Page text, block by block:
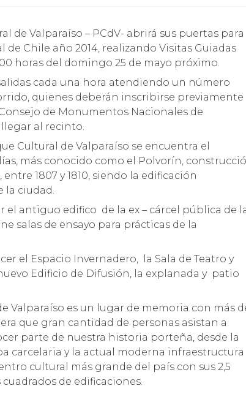
Chile año 2014, realizando Visitas Guiadas
horas del domingo 25 de mayo próximo.
cada una hora atendiendo un número
quienes deberán inscribirse previamente
de Monumentos Nacionales de
al recinto.
Cultural de Valparaíso se encuentra el
más conocido como el Polvorín,
1807 y 1810, siendo la edificación
la ciudad.
el antiguo edifico de la ex – cárcel pública de
salas de ensayo para prácticas de la
el Espacio Invernadero, la Sala de Teatro y
Edificio de Difusión, la explanada y patio
Valparaíso es un lugar de memoria con más
que gran cantidad de personas asistan a
parte de nuestra historia porteña, desde la
carcelaria y la actual moderna infraestructura
cultural más grande del país con sus 2,5
de edificaciones.